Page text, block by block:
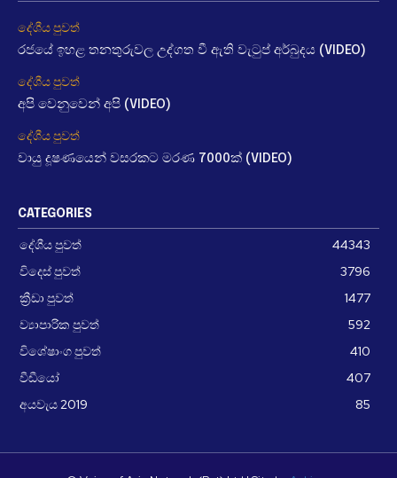
දේශීය පුවත්
රජයේ ඉහළ තනතුරුවල උද්ගත වී ඇති වැටුප් අර්බුදය (VIDEO)
දේශීය පුවත්
අපි වෙනුවෙන් අපි (VIDEO)
දේශීය පුවත්
වායු දූෂණයෙන් වසරකට මරණ 7000ක් (VIDEO)
CATEGORIES
දේශීය පුවත්
44343
විදෙස් පුවත්
3796
ක්‍රීඩා පුවත්
1477
ව්‍යාපාරික පුවත්
592
විශේෂාංග පුවත්
410
වීඩීයෝ
407
අයවැය 2019
85